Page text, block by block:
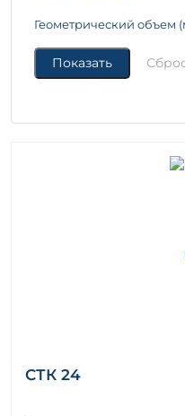
Геометрический объем
СТК 24